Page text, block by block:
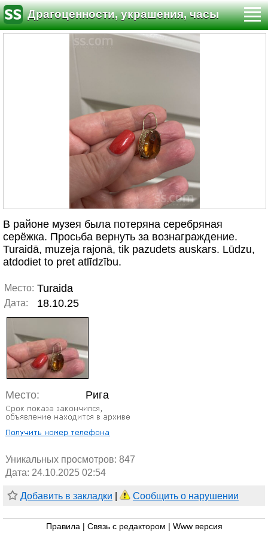
Драгоценности, украшения, часы
В районе музея была потеряна серебряная
серёжка. Просьба вернуть за вознаграждение.
Turaidā, muzeja rajonā, tik pazudets auskars. Lūdzu,
atdodiet to pret atlīdzību.
Место: Turaida
Дата: 18.10.25
Место: Рига
Уникальных просмотров: 847
Дата: 24.10.2025 02:54
Добавить в закладки Сообщить о нарушении
Правила Связь с редактором Www версия